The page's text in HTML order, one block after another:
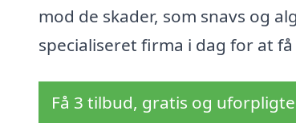
mod de skader, som snavs og
specialiseret firma i dag for at
Få 3 tilbud, gratis og